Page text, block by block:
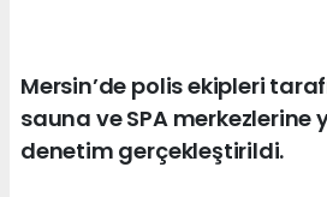
Mersin’de polis ekipleri
sauna ve SPA merkezlerine
denetim gerçekleştirildi.